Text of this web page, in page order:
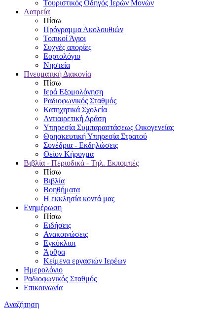
Τουριστικός Οδηγός Ιερών Μονών
Λατρεία
Πίσω
Πρόγραμμα Ακολουθιών
Τοπικοί Άγιοι
Συχνές απορίες
Εορτολόγιο
Νηστεία
Πνευματική Διακονία
Πίσω
Ιερά Εξομολόγηση
Ραδιοφωνικός Σταθμός
Κατηχητικά Σχολεία
Αντιαιρετική Δράση
Υπηρεσία Συμπαραστάσεως Οικογενείας
Θρησκευτική Υπηρεσία Στρατού
Συνέδρια - Εκδηλώσεις
Θείον Κήρυγμα
Βιβλία - Περιοδικά - Τηλ. Εκπομπές
Πίσω
Βιβλία
Βοηθήματα
Η εκκλησία κοντά μας
Ενημέρωση
Πίσω
Ειδήσεις
Ανακοινώσεις
Εγκύκλιοι
Άρθρα
Κείμενα εργασιών Ιερέων
Ημερολόγιο
Ραδιοφωνικός Σταθμός
Επικοινωνία
Αναζήτηση